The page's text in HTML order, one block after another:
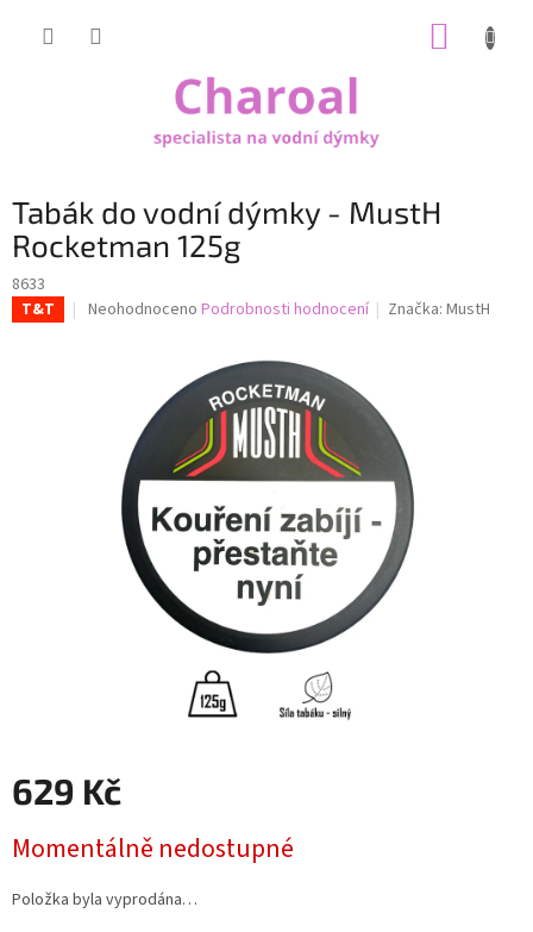
Tabák do vodní dýmky - MustH
Rocketman 125g
8633
T&T
Průměrné
hvězdiček.
Neohodnoceno Podrobnosti hodnocení Značka:MustH
629 Kč
cena:
Momentálně nedostupné
Položka byla vyprodána…